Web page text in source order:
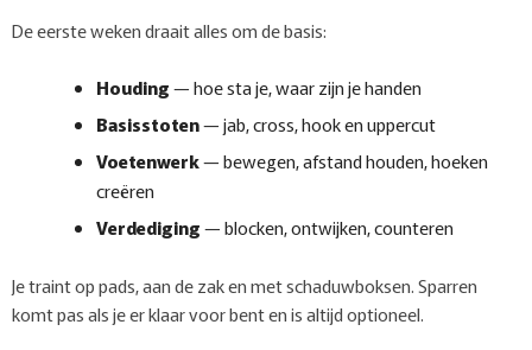
De eerste weken draait alles om de basis:
Houding— hoe sta je, waar zijn je handen
Basisstoten— jab, cross, hook en uppercut
Voetenwerk— bewegen, afstand houden, hoeken
creëren
Verdediging— blocken, ontwijken, counteren
Je traint op pads, aan de zak en met schaduwboksen. Sparren
komt pas als je er klaar voor bent en is altijd optioneel.